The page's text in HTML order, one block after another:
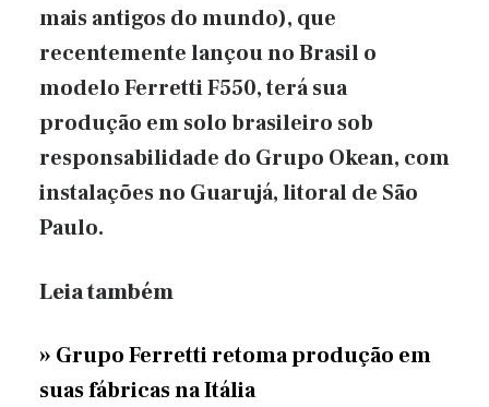
mais antigos do mundo), que
recentemente lançou no Brasil o
modelo Ferretti F550, terá sua
produção em solo brasileiro sob
responsabilidade do Grupo Okean, com
instalações no Guarujá, litoral de São
Paulo.
Leia também
» Grupo Ferretti retoma produção em
suas fábricas na Itália